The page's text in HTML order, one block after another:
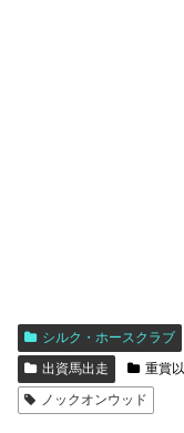
シルク・ホースクラブ
出資馬出走
重賞
ノックオンウッド